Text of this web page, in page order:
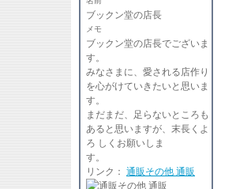
ブックン堂の店長
メモ
ブックン堂の店長でございま
みなさまに、愛される店作り
を心がけていきたいと思いま
す
まだまだ、足らないところも
あると思いますが、末長くよ
ろ しくお願いしま
リンク： 通販その他 通販